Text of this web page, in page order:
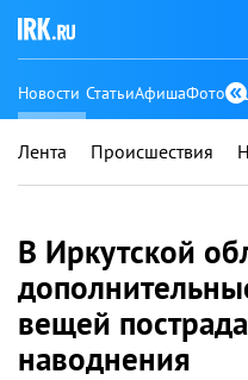
Новости СтатьиАфишаФото
Лента Происшествия
В Иркутской
вещей
наводнения